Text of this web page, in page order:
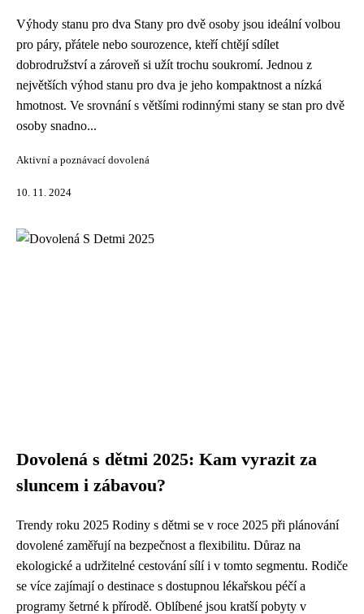
Výhody stanu pro dva Stany pro dvě osoby jsou ideální volbou
pro páry, přátele nebo sourozence, kteří chtějí sdílet
dobrodružství a zároveň si užít trochu soukromí. Jednou z
největších výhod stanu pro dva je jeho kompaktnost a nízká
hmotnost. Ve srovnání s většími rodinnými stany se stan pro dvě
osoby snadno...
Aktivní a poznávací dovolená
10. 11. 2024
Dovolená s dětmi 2025: Kam vyrazit za
sluncem i zábavou?
Trendy roku 2025 Rodiny s dětmi se v roce 2025 při plánování
dovolené zaměřují na bezpečnost a flexibilitu. Důraz na
ekologické a udržitelné cestování sílí i v tomto segmentu. Rodiče
se více zajímají o destinace s dostupnou lékařskou péčí a
programy šetrné k přírodě. Oblíbené jsou kratší pobyty v